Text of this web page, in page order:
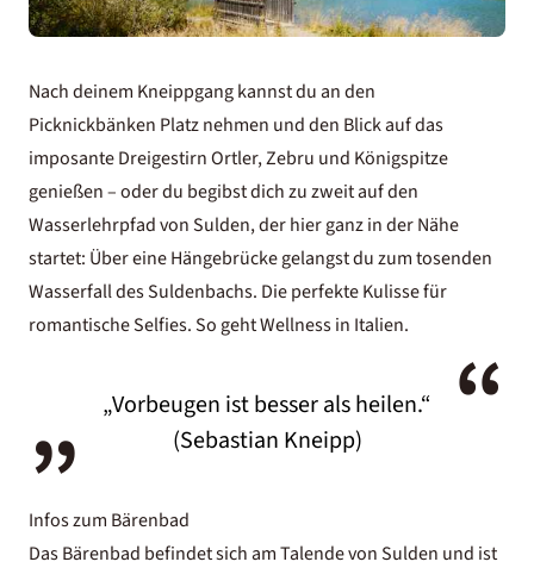
Nach deinem Kneippgang kannst du an den
Picknickbänken Platz nehmen und den Blick auf das
imposante Dreigestirn Ortler, Zebru und Königspitze
genießen – oder du begibst dich zu zweit auf den
Wasserlehrpfad von Sulden, der hier ganz in der Nähe
startet: Über eine Hängebrücke gelangst du zum tosenden
Wasserfall des Suldenbachs. Die perfekte Kulisse für
romantische Selfies. So gehtWellness in Italien.
„
„Vorbeugen ist besser als heilen.“
(Sebastian Kneipp)
“
Infos zum Bärenbad
Das Bärenbad befindet sich am Talende von Sulden und ist